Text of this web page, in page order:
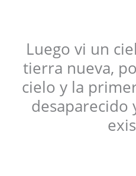
Luego vi un
tierra nueva,
cielo y la
desaparecido